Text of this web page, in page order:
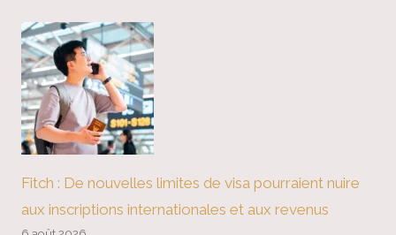
Fitch : De nouvelles limites de visa pourraient nuire
aux inscriptions internationales et aux revenus